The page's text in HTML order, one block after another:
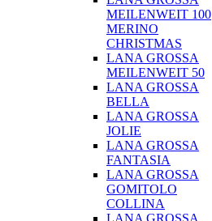
MEILENWEIT 100
MERINO
CHRISTMAS
LANA GROSSA
MEILENWEIT 50
LANA GROSSA
BELLA
LANA GROSSA
JOLIE
LANA GROSSA
FANTASIA
LANA GROSSA
GOMITOLO
COLLINA
LANA GROSSA